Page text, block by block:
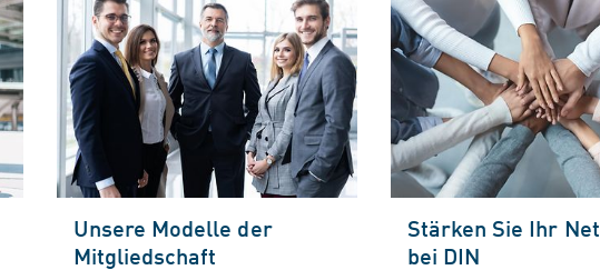
Unsere Modelle der
Mitgliedschaft
Stärken Sie Ihr
bei DIN